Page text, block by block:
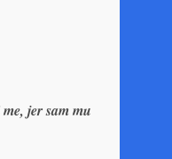
jer sam mu